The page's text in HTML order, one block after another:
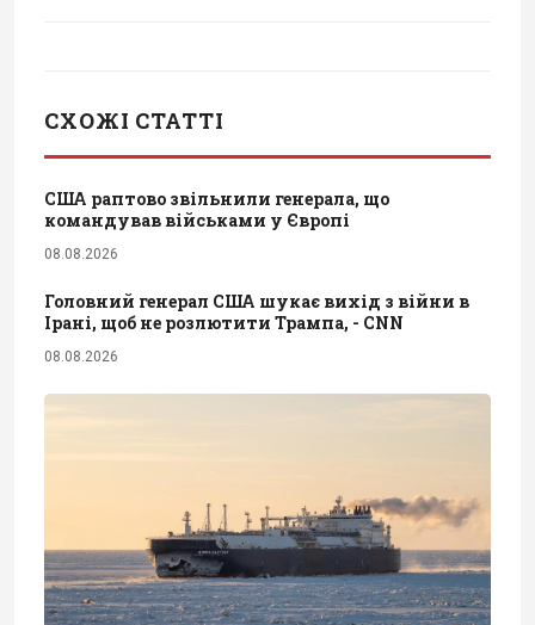
СХОЖІ СТАТТІ
США раптово звільнили генерала, що
командував військами у Європі
08.08.2026
Головний генерал США шукає вихід з війни в
Ірані, щоб не розлютити Трампа, - CNN
08.08.2026